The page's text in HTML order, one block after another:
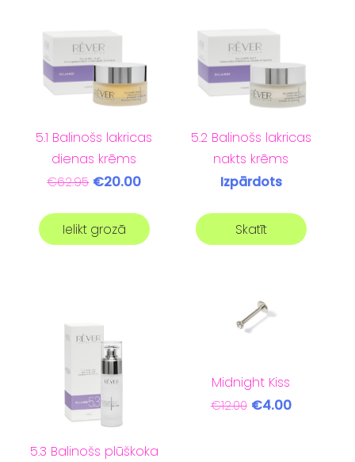
5.1 Balinošs lakricas
dienas krēms
€62.95 €20.00
Ielikt grozā
5.2 Balinošs lakricas
nakts krēms
Izpārdots
Skatīt
5.3 Balinošs plūškoka
Midnight Kiss
€12.00 €4.00